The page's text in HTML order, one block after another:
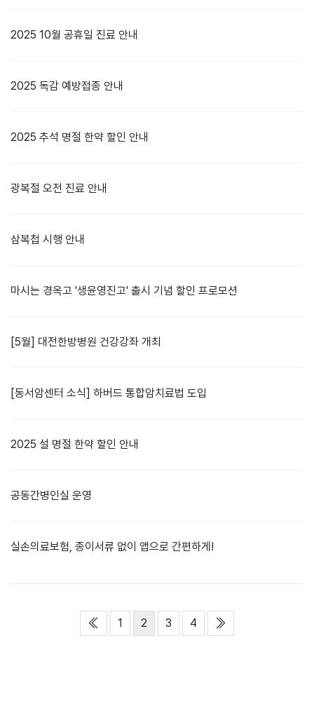
2025 10월 공휴일 진료 안내
2025 독감 예방접종 안내
2025 추석 명절 한약 할인 안내
광복절 오전 진료 안내
삼복첩 시행 안내
마시는 경옥고 '생윤영진고' 출시 기념 할인 프로모션
[5월] 대전한방병원 건강강좌 개최
[동서암센터 소식] 하버드 통합암치료법 도입
2025 설 명절 한약 할인 안내
공동간병인실 운영
실손의료보험, 종이서류 없이 앱으로 간편하게!
처음1 페이지
열린
2 페이지
3페이지
4페이지